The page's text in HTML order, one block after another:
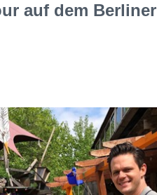
auf dem Berliner